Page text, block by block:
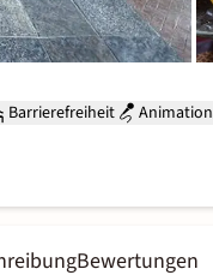
Barrierefreiheit Animation
Bewertungen